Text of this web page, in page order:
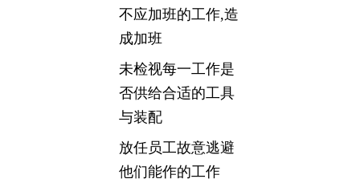
不应加班的工作,造
成加班
未检视每一工作是
否供给合适的工具
与装配
放任员工故意逃避
他们能作的工作